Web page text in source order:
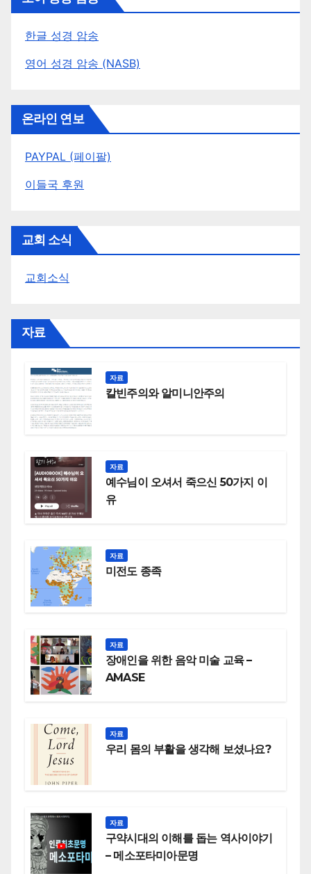
한글 성경 암송
영어 성경 암송 (NASB)
온라인 연보
PAYPAL (페이팔)
이들국 후원
교회 소식
교회소식
자료
자료
칼빈주의와 알미니안주의
자료
예수님이 오셔서 죽으신 50가지 이
유
자료
미전도 종족
자료
장애인을 위한 음악 미술 교육 –
AMASE
자료
우리 몸의 부활을 생각해 보셨나요?
자료
구약시대의 이해를 돕는 역사이야기
– 메소포타미아문명